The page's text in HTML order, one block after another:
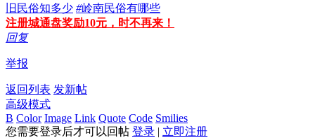
旧民俗知多少 #岭南民俗有哪些
注册城通盘奖励10元，时不再来！
回复
举报
返回列表 发新帖
高级模式
B Color Image Link Quote Code Smilies
您需要登录后才可以回帖 登录 | 立即注册